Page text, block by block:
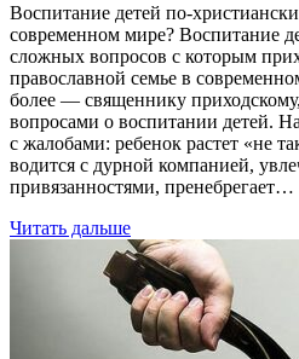
Воспитание детей по-
современном мире? Воспитание
сложных вопросов с которым
православной семье в
более — священнику
вопросами о воспитании детей.
с жалобами: ребенок растет «не
водится с дурной компанией,
привязанностями, пренебрегает…
Читать дальше